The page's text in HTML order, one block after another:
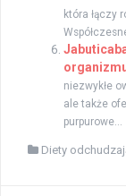
która łączy
niezwykłe
ale także
purpurowe...
Diety